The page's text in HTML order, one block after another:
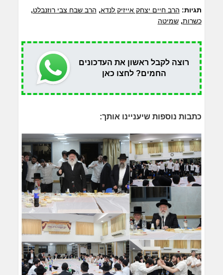
תגיות: הרב חיים יצחק אייזיק לנדא, הרב שבח צבי רוזנבלט,
כשרות,שמיטה
רוצה לקבל ראשון את העדכונים
החמים? לחצו כאן
כתבות נוספות שיעניינו אותך: